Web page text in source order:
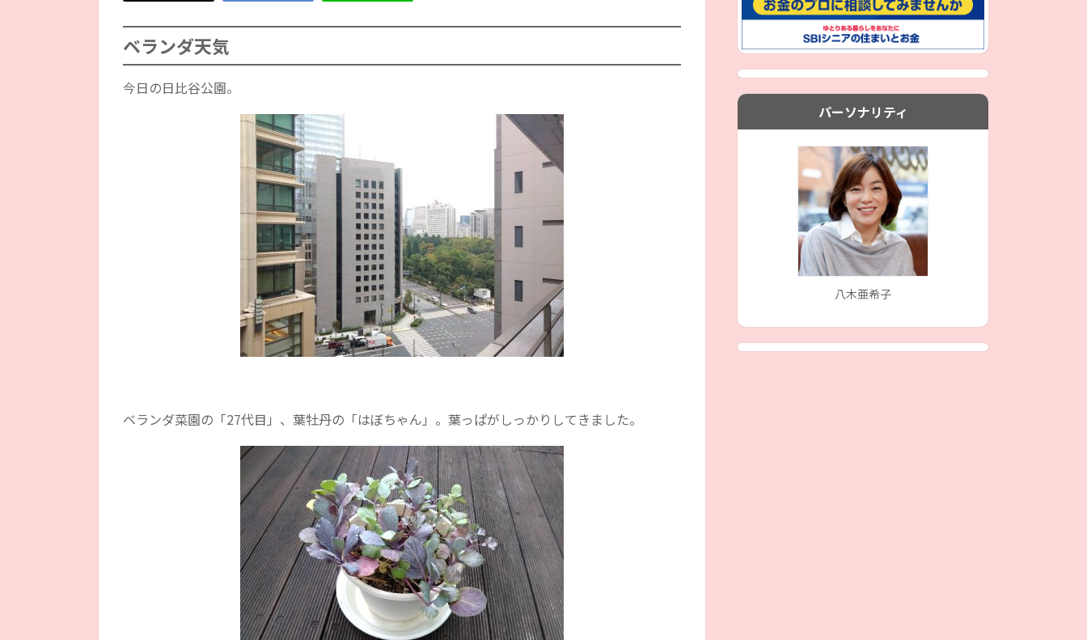
ベランダ天気
今日の日比谷公園。
ベランダ菜園の「27代目」、葉牡丹の「はぼちゃん」。葉っぱがしっかりしてきました。
パーソナリティ
八木亜希子